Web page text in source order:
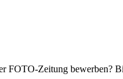
FOTO-Zeitung bewerben?